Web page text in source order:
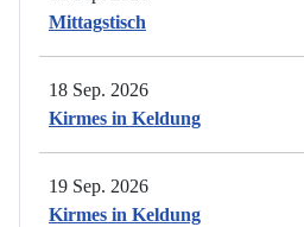
Mittagstisch
18 Sep. 2026
Kirmes in Keldung
19 Sep. 2026
Kirmes in Keldung